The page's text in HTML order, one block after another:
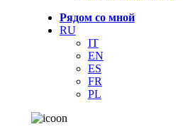
Рядом со мной
RU
IT
EN
ES
FR
PL